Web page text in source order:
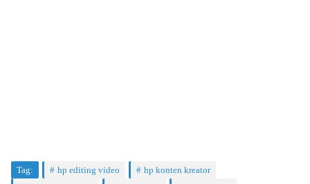
Tag: hp editing video
hp konten kreator